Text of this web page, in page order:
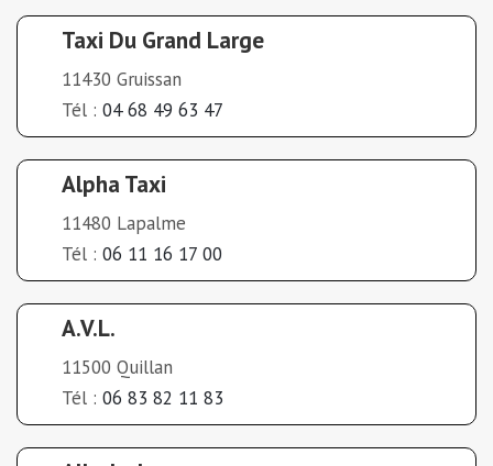
Taxi Du Grand Large
11430 Gruissan
Tél : 04 68 49 63 47
Alpha Taxi
11480 Lapalme
Tél : 06 11 16 17 00
A.V.L.
11500 Quillan
Tél : 06 83 82 11 83